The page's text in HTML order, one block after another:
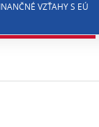
VZŤAHY S EÚ